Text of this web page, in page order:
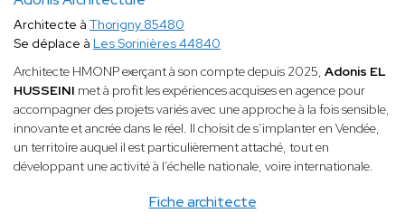
Fiche architecte
Architecte à Thorigny 85480
Se déplace à Les Sorinières 44840
Architecte HMONP exerçant à son compte depuis 2025, Adonis EL
HUSSEINI met à profit les expériences acquises en agence pour
accompagner des projets variés avec une approche à la fois sensible,
innovante et ancrée dans le réel. Il choisit de s’implanter en Vendée,
un territoire auquel il est particulièrement attaché, tout en
développant une activité à l’échelle nationale, voire internationale.